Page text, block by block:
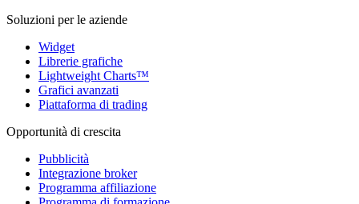
Soluzioni per le aziende
Widget
Librerie grafiche
Lightweight Charts™
Grafici avanzati
Piattaforma di trading
Opportunità di crescita
Pubblicità
Integrazione broker
Programma affiliazione